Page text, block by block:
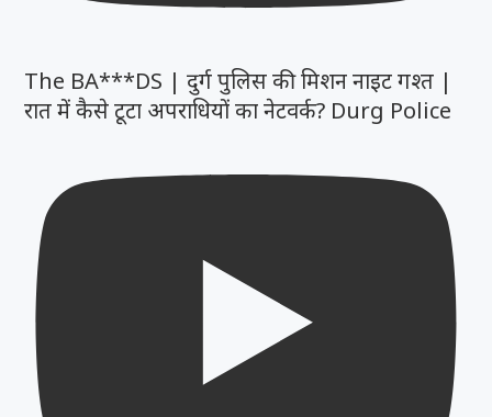
The BA***DS | दुर्ग पुलिस की मिशन नाइट गश्त |
रात में कैसे टूटा अपराधियों का नेटवर्क? Durg Police